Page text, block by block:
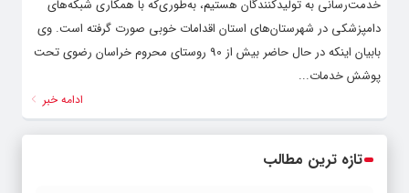
خدمت‌رسانی به تولیدکنندگان هستیم، به‌طوری‌که با همکاری شبکه‌های
دامپزشکی در شهرستان‌های استان اقدامات خوبی صورت گرفته است. وی
بابیان اینکه در حال حاضر بیش از 90 روستای محروم خراسان رضوی تحت
پوشش خدمات...
ادامه خبر
تازه ترین مطالب